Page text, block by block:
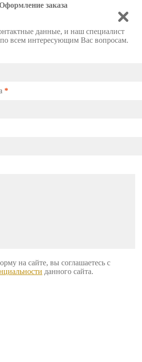
заказа
данные, и наш специалист
по всем интересующим Вас вопросам.
*
на сайте, вы соглашаетесь с
данного сайта.